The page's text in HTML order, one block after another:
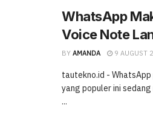
WhatsApp
Voice Note
BY AMANDA 9 AUGUST
tautekno.id - WhatsApp
yang populer ini
...